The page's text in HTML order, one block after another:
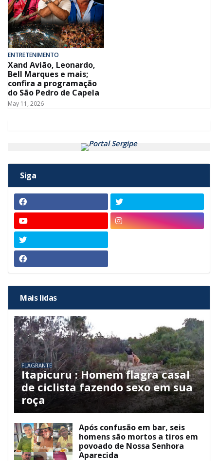
ENTRETENIMENTO
Xand Avião, Leonardo,
Bell Marques e mais;
confira a programação
do São Pedro de Capela
May 11, 2026
Siga
Mais lidas
FLAGRANTE
Itapicuru : Homem flagra casal
de ciclista fazendo sexo em sua
roça
Após confusão em bar, seis
homens são mortos a tiros em
povoado de Nossa Senhora
Aparecida